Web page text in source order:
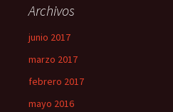
Archivos
junio 2017
marzo 2017
febrero 2017
mayo 2016